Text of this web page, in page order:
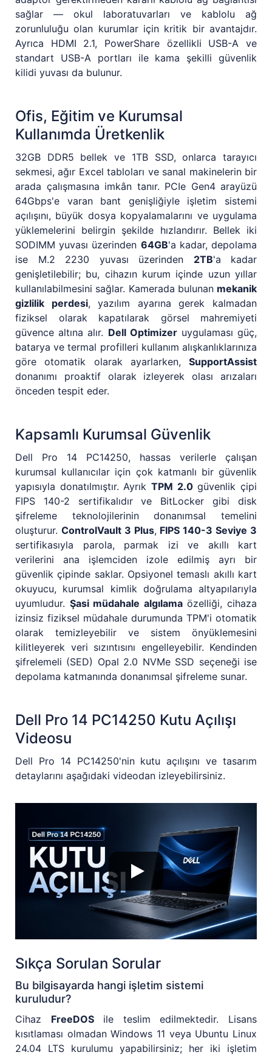
sağlar — okul laboratuvarları ve kablolu ağ
zorunluluğu olan kurumlar için kritik bir avantajdır.
Ayrıca HDMI 2.1, PowerShare özellikli USB-A ve
standart USB-A portları ile kama şekilli güvenlik
kilidi yuvası da bulunur.
Ofis, Eğitim ve Kurumsal
Kullanımda Üretkenlik
32GB DDR5 bellek ve 1TB SSD, onlarca tarayıcı
sekmesi, ağır Excel tabloları ve sanal makinelerin bir
arada çalışmasına imkân tanır. PCIe Gen4 arayüzü
64Gbps'e varan bant genişliğiyle işletim sistemi
açılışını, büyük dosya kopyalamalarını ve uygulama
yüklemelerini belirgin şekilde hızlandırır. Bellek iki
SODIMM yuvası üzerinden 64GB'a kadar, depolama
ise M.2 2230 yuvası üzerinden 2TB'a kadar
genişletilebilir; bu, cihazın kurum içinde uzun yıllar
kullanılabilmesini sağlar. Kamerada bulunan mekanik
gizlilik perdesi, yazılım ayarına gerek kalmadan
fiziksel olarak kapatılarak görsel mahremiyeti
güvence altına alır. Dell Optimizeruygulaması güç,
batarya ve termal profilleri kullanım alışkanlıklarınıza
göre otomatik olarak ayarlarken, SupportAssist
donanımı proaktif olarak izleyerek olası arızaları
önceden tespit eder.
Kapsamlı Kurumsal Güvenlik
Dell Pro 14 PC14250, hassas verilerle çalışan
kurumsal kullanıcılar için çok katmanlı bir güvenlik
yapısıyla donatılmıştır. Ayrık TPM 2.0güvenlik çipi
FIPS 140-2 sertifikalıdır ve BitLocker gibi disk
şifreleme teknolojilerinin donanımsal temelini
oluşturur. ControlVault 3 Plus, FIPS 140-3 Seviye 3
sertifikasıyla parola, parmak izi ve akıllı kart
verilerini ana işlemciden izole edilmiş ayrı bir
güvenlik çipinde saklar. Opsiyonel temaslı akıllı kart
okuyucu, kurumsal kimlik doğrulama altyapılarıyla
uyumludur. Şasi müdahale algılamaözelliği, cihaza
izinsiz fiziksel müdahale durumunda TPM'i otomatik
olarak temizleyebilir ve sistem önyüklemesini
kilitleyerek veri sızıntısını engelleyebilir. Kendinden
şifrelemeli (SED) Opal 2.0 NVMe SSD seçeneği ise
depolama katmanında donanımsal şifreleme sunar.
Dell Pro 14 PC14250 Kutu Açılışı
Videosu
Dell Pro 14 PC14250'nin kutu açılışını ve tasarım
detaylarını aşağıdaki videodan izleyebilirsiniz.
Sıkça Sorulan Sorular
Bu bilgisayarda hangi işletim sistemi
kuruludur?
Cihaz FreeDOSile teslim edilmektedir. Lisans
kısıtlaması olmadan Windows 11 veya Ubuntu Linux
24.04 LTS kurulumu yapabilirsiniz; her iki işletim